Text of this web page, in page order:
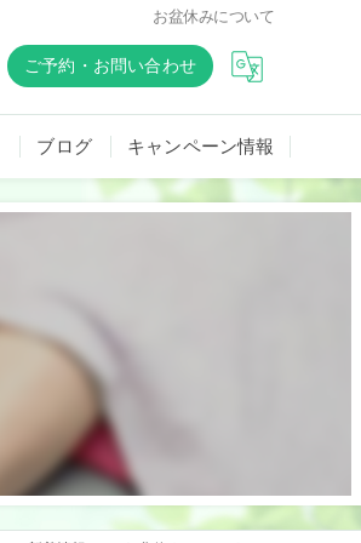
お盆休みについて
ご予約・お問い合わせ
ブログ キャンペーン情報